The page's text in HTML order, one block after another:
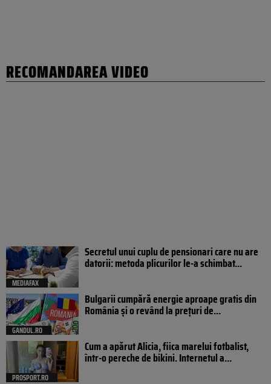
RECOMANDAREA VIDEO
MEDIAFAX
Secretul unui cuplu de pensionari care nu are
datorii: metoda plicurilor le-a schimbat...
GANDUL.RO
Bulgarii cumpără energie aproape gratis din
România și o revând la prețuri de...
PROSPORT.RO
Cum a apărut Alicia, fiica marelui fotbalist,
într-o pereche de bikini. Internetul a...